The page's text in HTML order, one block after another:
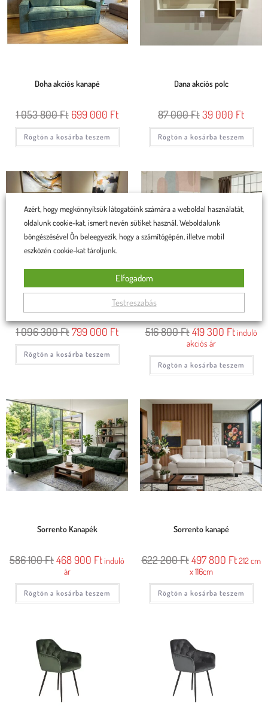
Doha akciós kanapé
1 053 800Ft 699 000 Ft
Rögtön a kosárba teszem
Dana akciós polc
87 000Ft39 000 Ft
Rögtön a kosárba teszem
Rimini akciós motoros kanapé
1 096 300Ft 799 000 Ft
Rögtön a kosárba teszem
516 800Ft 419 300 Ftinduló
akciós ár
Rögtön a kosárba teszem
Sorrento Kanapék
586 100Ft468 900 Ftinduló
ár
Rögtön a kosárba teszem
Sorrento kanapé
622 200Ft 497 800 Ft212 cm
x 116cm
Rögtön a kosárba teszem
Azért, hogy megkönnyítsük látogatóink számára a weboldal használatát,
oldalunk cookie-kat, ismert nevén sütiket használ. Weboldalunk
böngészésével Ön beleegyezik, hogy a számítógépén, illetve mobil
eszközén cookie-kat tároljunk.
Testreszabás
Elfogadom